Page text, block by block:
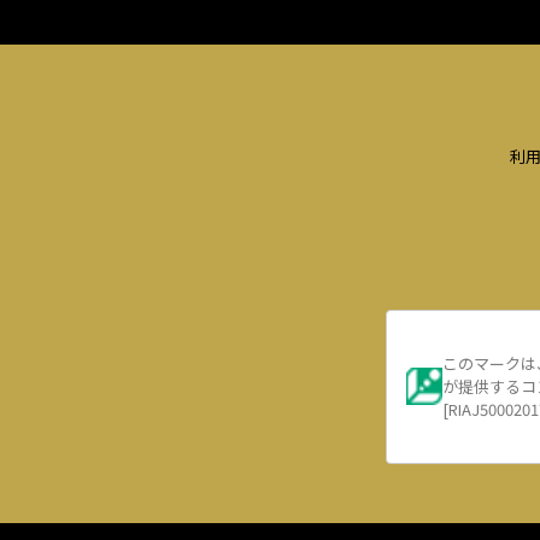
利
このマーク
が提供する